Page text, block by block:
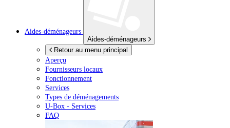
Aides-déménageurs
Aides-déménageurs
Retour au menu principal
Aperçu
Fournisseurs locaux
Fonctionnement
Services
Types de déménagements
U-Box - Services
FAQ